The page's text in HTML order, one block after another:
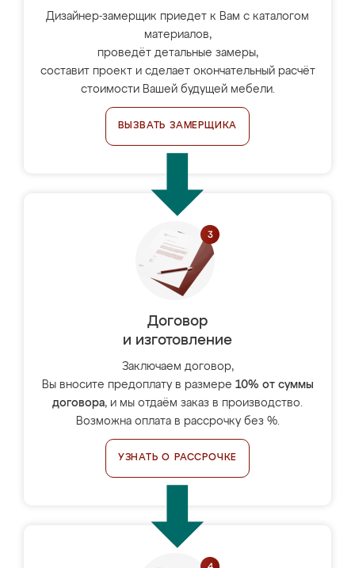
Дизайнер-замерщик приедет к Вам с каталогом
материалов,
проведёт детальные замеры,
составит проект и сделает окончательный расчёт
стоимости Вашей будущей мебели.
ВЫЗВАТЬ ЗАМЕРЩИКА
Договор
и изготовление
Заключаем договор,
Вы вносите предоплату в размере 10% от суммы
договора, и мы отдаём заказ в производство.
Возможна оплата в рассрочку без %.
УЗНАТЬ О РАССРОЧКЕ